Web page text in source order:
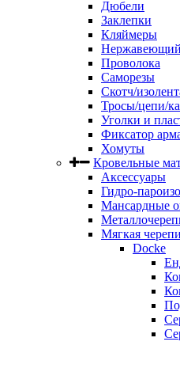
Дюбели
Заклепки
Кляймеры
Проволока
Саморезы
Скотч/
Тросы/цепи/
Уголки и
Фиксатор
Хомуты
Кровельные
Аксессуары
Гидро-
Мансардные
Мягкая
Docke